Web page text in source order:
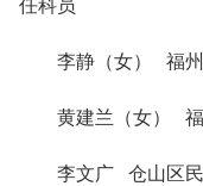
任科员
李静（女） 福州
黄建兰（女） 福
李文广 仓山区民